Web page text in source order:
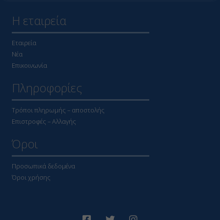
Η εταιρεία
Εταιρεία
Νέα
Επικοινωνία
Πληροφορίες
Τρόποι πληρωμής – αποστολής
Επιστροφές – Αλλαγής
Όροι
Προσωπικά δεδομένα
Όροι χρήσης